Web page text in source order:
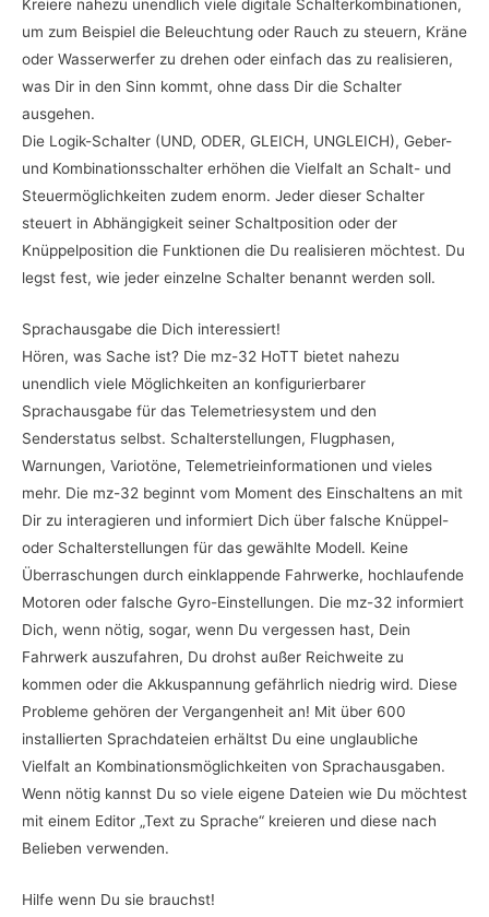
Kreiere nahezu unendlich viele digitale Schalterkombinationen,
um zum Beispiel die Beleuchtung oder Rauch zu steuern, Kräne
oder Wasserwerfer zu drehen oder einfach das zu realisieren,
was Dir in den Sinn kommt, ohne dass Dir die Schalter
ausgehen.
Die Logik-Schalter (UND, ODER, GLEICH, UNGLEICH), Geber-
und Kombinationsschalter erhöhen die Vielfalt an Schalt- und
Steuermöglichkeiten zudem enorm. Jeder dieser Schalter
steuert in Abhängigkeit seiner Schaltposition oder der
Knüppelposition die Funktionen die Du realisieren möchtest. Du
legst fest, wie jeder einzelne Schalter benannt werden soll.
Sprachausgabe die Dich interessiert!
Hören, was Sache ist? Die mz-32 HoTT bietet nahezu
unendlich viele Möglichkeiten an konfigurierbarer
Sprachausgabe für das Telemetriesystem und den
Senderstatus selbst. Schalterstellungen, Flugphasen,
Warnungen, Variotöne, Telemetrieinformationen und vieles
mehr. Die mz-32 beginnt vom Moment des Einschaltens an mit
Dir zu interagieren und informiert Dich über falsche Knüppel-
oder Schalterstellungen für das gewählte Modell. Keine
Überraschungen durch einklappende Fahrwerke, hochlaufende
Motoren oder falsche Gyro-Einstellungen. Die mz-32 informiert
Dich, wenn nötig, sogar, wenn Du vergessen hast, Dein
Fahrwerk auszufahren, Du drohst außer Reichweite zu
kommen oder die Akkuspannung gefährlich niedrig wird. Diese
Probleme gehören der Vergangenheit an! Mit über 600
installierten Sprachdateien erhältst Du eine unglaubliche
Vielfalt an Kombinationsmöglichkeiten von Sprachausgaben.
Wenn nötig kannst Du so viele eigene Dateien wie Du möchtest
mit einem Editor „Text zu Sprache“ kreieren und diese nach
Belieben verwenden.
Hilfe wenn Du sie brauchst!